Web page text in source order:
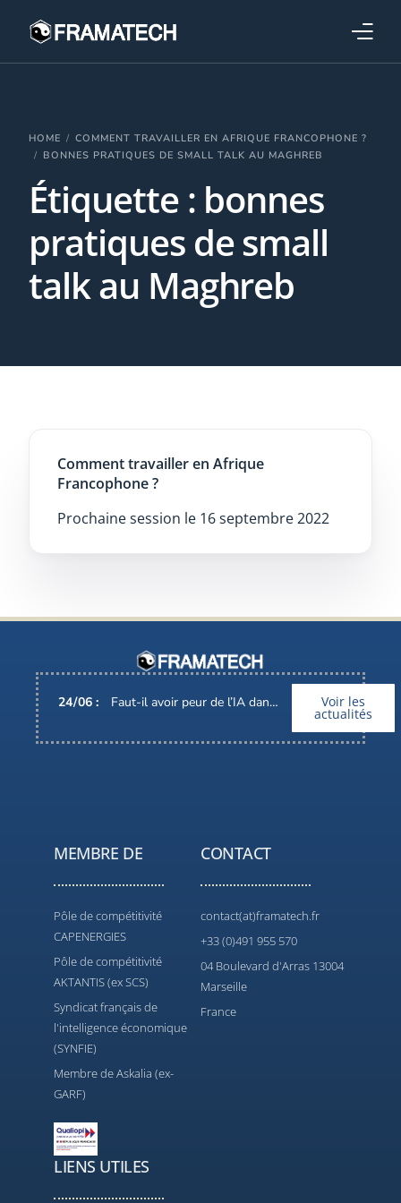
HOME
COMMENT TRAVAILLER EN AFRIQUE FRANCOPHONE ?
BONNES PRATIQUES DE SMALL TALK AU MAGHREB
Étiquette : bonnes
pratiques de small
talk au Maghreb
Comment travailler en Afrique
Francophone ?
Prochaine session le 16 septembre 2022
24/06 : Faut-il avoir peur de l’IA dans nos métiers ? Voir les
actualités
MEMBRE DE
Pôle de compétitivité
CAPENERGIES
Pôle de compétitivité
AKTANTIS (ex SCS)
Syndicat français de
l'intelligence économique
(SYNFIE)
Membre de Askalia (ex-
GARF)
CONTACT
contact(at)framatech.fr
+33 (0)491 955 570
04 Boulevard d'Arras 13004
Marseille
France
LIENS UTILES
Formations
Performance électronique
Stratégies industrielles